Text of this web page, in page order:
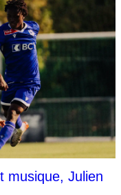
musique, Julien